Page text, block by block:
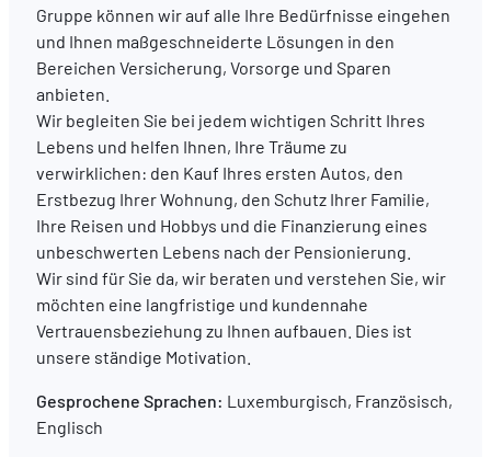
Gruppe können wir auf alle Ihre Bedürfnisse eingehen
und Ihnen maßgeschneiderte Lösungen in den
Bereichen Versicherung, Vorsorge und Sparen
anbieten.
Wir begleiten Sie bei jedem wichtigen Schritt Ihres
Lebens und helfen Ihnen, Ihre Träume zu
verwirklichen: den Kauf Ihres ersten Autos, den
Erstbezug Ihrer Wohnung, den Schutz Ihrer Familie,
Ihre Reisen und Hobbys und die Finanzierung eines
unbeschwerten Lebens nach der Pensionierung.
Wir sind für Sie da, wir beraten und verstehen Sie, wir
möchten eine langfristige und kundennahe
Vertrauensbeziehung zu Ihnen aufbauen. Dies ist
unsere ständige Motivation.
Gesprochene Sprachen: Luxemburgisch, Französisch,
Englisch